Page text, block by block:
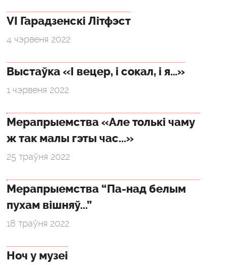
VI Гарадзенскі Літфэст
4 чэрвеня 2022
Выстаўка «І вецер, і сокал, і я…»
1 чэрвеня 2022
Мерапрыемства «Але толькі чаму
ж так малы гэты час...»
25 траўня 2022
Мерапрыемства “Па-над белым
пухам вішняў...”
18 траўня 2022
Ноч у музеі